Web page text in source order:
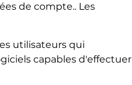
de compte.. Les
utilisateurs qui
capables d'effectuer